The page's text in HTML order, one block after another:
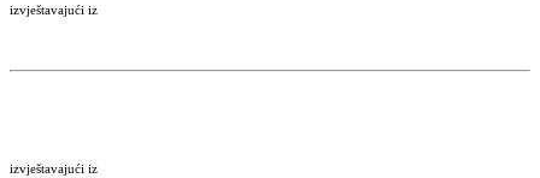
izvještavajući iz
izvještavajući iz